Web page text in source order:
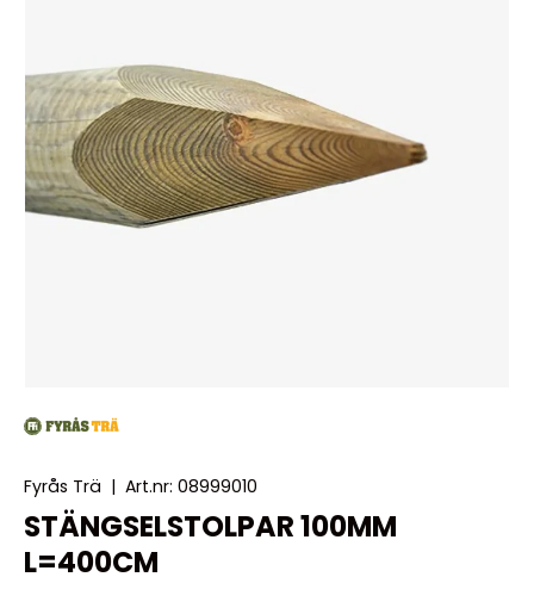
Fyrås Trä | Art.nr: 08999010
STÄNGSELSTOLPAR 100MM
L=400CM